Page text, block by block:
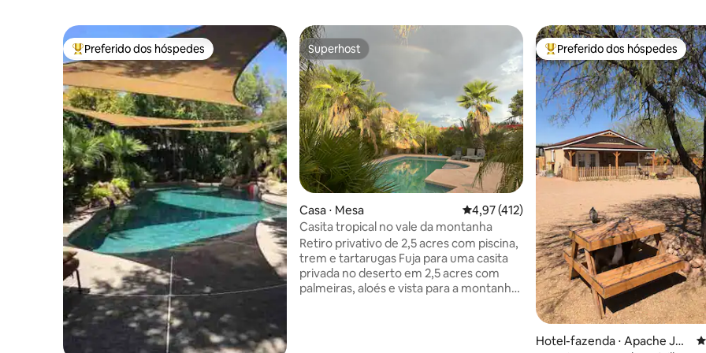
Entre os melhores preferidos dos hóspedes
Preferido dos hóspedes Superhost
Superhost
Casa ⋅ Mesa 4,97 de uma avaliação média de 5, 412
4,97 (412)
Casita tropical no vale da montanha
Retiro privativo de 2,5 acres com piscina,
trem e tartarugas Fuja para uma casita
privada no deserto em 2,5 acres com
palmeiras, aloés e vista para a montanha.
Entre os melhores preferidos
Preferido dos hóspedes
Hotel-fazenda ⋅ Apache Jun